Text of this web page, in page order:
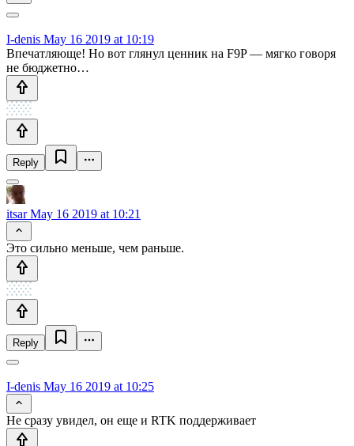
I-denis May 16 2019 at 10:19
Впечатляюще! Но вот глянул ценник на F9P — мягко говоря
не бюджетно…
Reply
itsarMay 16 2019 at 10:21
Это сильно меньше, чем раньше.
Reply
I-denis May 16 2019 at 10:25
Не сразу увидел, он еще и RTK поддерживает